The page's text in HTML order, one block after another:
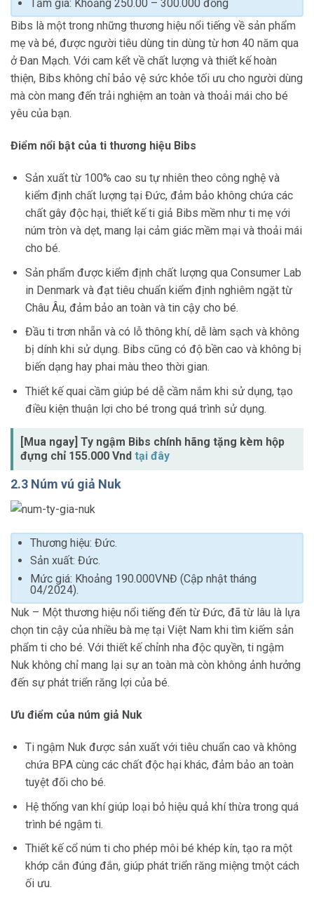
Tầm giá: Khoảng 250.00 – 300.000 đồng
Bibs là một trong những thương hiệu nổi tiếng về sản phẩm
mẹ và bé, được người tiêu dùng tin dùng từ hơn 40 năm qua
ở Đan Mạch. Với cam kết về chất lượng và thiết kế hoàn
thiện, Bibs không chỉ bảo vệ sức khỏe tối ưu cho người dùng
mà còn mang đến trải nghiệm an toàn và thoải mái cho bé
yêu của bạn.
Điểm nổi bật của ti thương hiệu Bibs
Sản xuất từ 100% cao su tự nhiên theo công nghệ và
kiểm định chất lượng tại Đức, đảm bảo không chứa các
chất gây độc hại, thiết kế ti giả Bibs mềm như ti mẹ với
núm tròn và dẹt, mang lại cảm giác mềm mại và thoải mái
cho bé.
Sản phẩm được kiểm định chất lượng qua Consumer Lab
in Denmark và đạt tiêu chuẩn kiểm định nghiêm ngặt từ
Châu Âu, đảm bảo an toàn và tin cậy cho bé.
Đầu ti trơn nhẵn và có lỗ thông khí, dễ làm sạch và không
bị dính khi sử dụng. Bibs cũng có độ bền cao và không bị
biến dạng hay phai màu theo thời gian.
Thiết kế quai cầm giúp bé dễ cầm nắm khi sử dụng, tạo
điều kiện thuận lợi cho bé trong quá trình sử dụng.
[Mua ngay] Ty ngậm Bibs chính hãng tặng kèm hộp
đựng chỉ 155.000 Vnd tại đây
2.3 Núm vú giả Nuk
Thương hiệu: Đức.
Sản xuất: Đức.
Mức giá: Khoảng 190.000VNĐ (Cập nhật tháng
04/2024).
Nuk – Một thương hiệu nổi tiếng đến từ Đức, đã từ lâu là lựa
chọn tin cậy của nhiều bà mẹ tại Việt Nam khi tìm kiếm sản
phẩm ti cho bé. Với thiết kế chỉnh nha độc quyền, ti ngậm
Nuk không chỉ mang lại sự an toàn mà còn không ảnh hưởng
đến sự phát triển răng lợi của bé.
Ưu điểm của núm giả Nuk
Ti ngậm Nuk được sản xuất với tiêu chuẩn cao và không
chứa BPA cùng các chất độc hại khác, đảm bảo an toàn
tuyệt đối cho bé.
Hệ thống van khí giúp loại bỏ hiệu quả khí thừa trong quá
trình bé ngậm ti.
Thiết kế cổ núm ti cho phép môi bé khép kín, tạo ra một
khớp cắn đúng đắn, giúp phát triển răng miệng tmột cách
ối ưu.